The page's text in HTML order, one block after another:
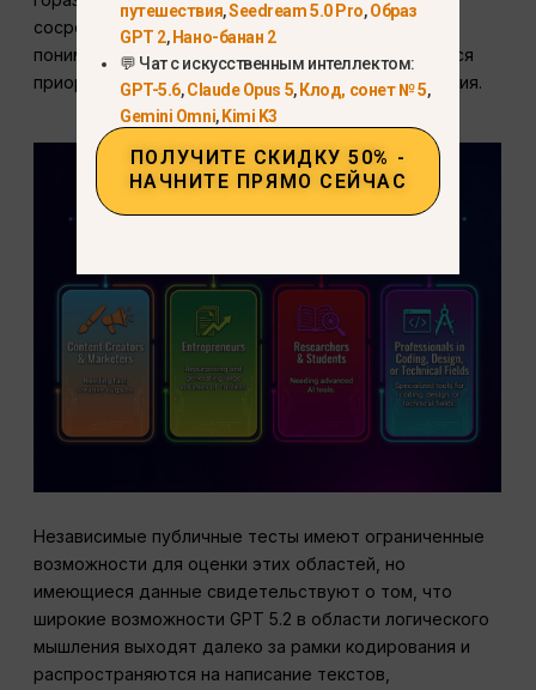
сосредоточен на антропогенной экосистеме,
пониманиеСколько стоит Claude Opus 4.6
остается
приоритетом для профессионального планирования.
Независимые публичные тесты имеют ограниченные
возможности для оценки этих областей, но
имеющиеся данные свидетельствуют о том, что
широкие возможности GPT 5.2 в области логического
мышления выходят далеко за рамки кодирования и
распространяются на написание текстов,
путешествия,Seedream 5.0 Pro,Образ
GPT 2,Нано-банан 2
💬 Чат с искусственным интеллектом:
GPT-5.6,Claude Opus 5,Клод, сонет № 5,
Gemini Omni,Kimi K3
ПОЛУЧИТЕ СКИДКУ 50% -
НАЧНИТЕ ПРЯМО СЕЙЧАС